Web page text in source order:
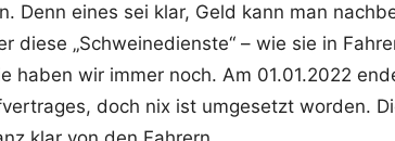
Denn eines sei klar, Geld kann man
diese „Schweinedienste“ – wie sie in
haben wir immer noch. Am 01.01.2022
doch nix ist umgesetzt worden.